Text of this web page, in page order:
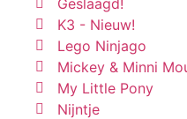
Geslaagd!
K3 - Nieuw!
Lego Ninjago
Mickey & Minni
My Little Pony
Nijntje